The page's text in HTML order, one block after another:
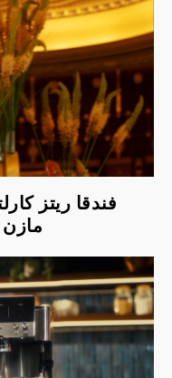
فندقا ريتز
مازن